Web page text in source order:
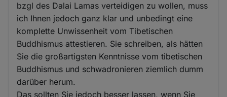
bzgl des Dalai Lamas verteidigen zu wollen, muss
ich Ihnen jedoch ganz klar und unbedingt eine
komplette Unwissenheit vom Tibetischen
Buddhismus attestieren. Sie schreiben, als hätten
Sie die großartigsten Kenntnisse vom tibetischen
Buddhismus und schwadronieren ziemlich dumm
darüber herum.
Das sollten Sie jedoch besser lassen, wenn Sie